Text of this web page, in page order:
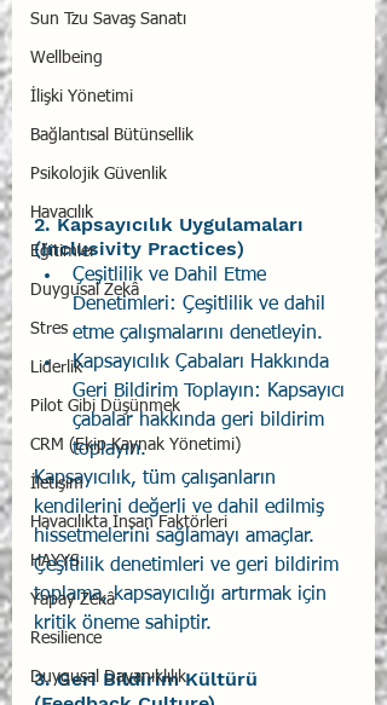
Sun Tzu Savaş Sanatı
Wellbeing
İlişki Yönetimi
Bağlantısal Bütünsellik
Psikolojik Güvenlik
Havacılık
Eğitimler
Duygusal Zekâ
Stres
Liderlik
Pilot Gibi Düşünmek
CRM (Ekip Kaynak Yönetimi)
İletişim
Havacılıkta İnsan Faktörleri
HAYYS
Yapay Zekâ
Resilience
Duygusal Dayanıklılık
2. Kapsayıcılık Uygulamaları
(Inclusivity Practices)
Çeşitlilik ve Dahil Etme
Denetimleri: Çeşitlilik ve dahil
etme çalışmalarını denetleyin.
Kapsayıcılık Çabaları Hakkında
Geri Bildirim Toplayın: Kapsayıcı
çabalar hakkında geri bildirim
toplayın.
Kapsayıcılık, tüm çalışanların
kendilerini değerli ve dahil edilmiş
hissetmelerini sağlamayı amaçlar.
Çeşitlilik denetimleri ve geri bildirim
toplama, kapsayıcılığı artırmak için
kritik öneme sahiptir.
3. Geri Bildirim Kültürü